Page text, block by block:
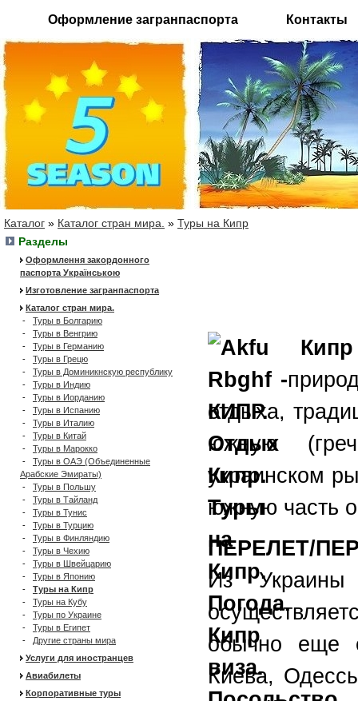
Оформление загранпаспорта Контакты
Каталог » Каталог стран мира. » Туры на Кипр
Разделы
Оформлення закордонного
паспорта Українською
Изготовление загранпаспорта
Каталог стран мира.
- Туры в Болгарию
- Туры в Венгрию
- Туры в Германию
- Туры в Грецю
- Туры в Доминикнскую республику
- Туры в Индию
- Туры в Иорданию
- Туры в Испанию
- Туры в Италию
- Туры в Китай
- Туры в Марокко
- Туры в ОАЭ (Объединенные
Арабские Эмираты)
- Туры в Польшу
- Туры в Тайланд
- Туры в Тунис
- Туры в Турцию
- Туры в Финляндию
- Туры в Чехию
- Туры в Швейцарию
- Туры в Японию
- Туры на Кипр
- Туры на Кубу
- Туры по Украине
- Туры в Египет
- Другие страны мира
Услуги для иностранцев
Авиабилеты
Корпоративные туры
Кипр
отдыха,
южную
украинском
южную часть
ПЕРЕЛЕТ/
Из
обычно еще
Киева,